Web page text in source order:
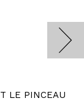
LE PINCEAU